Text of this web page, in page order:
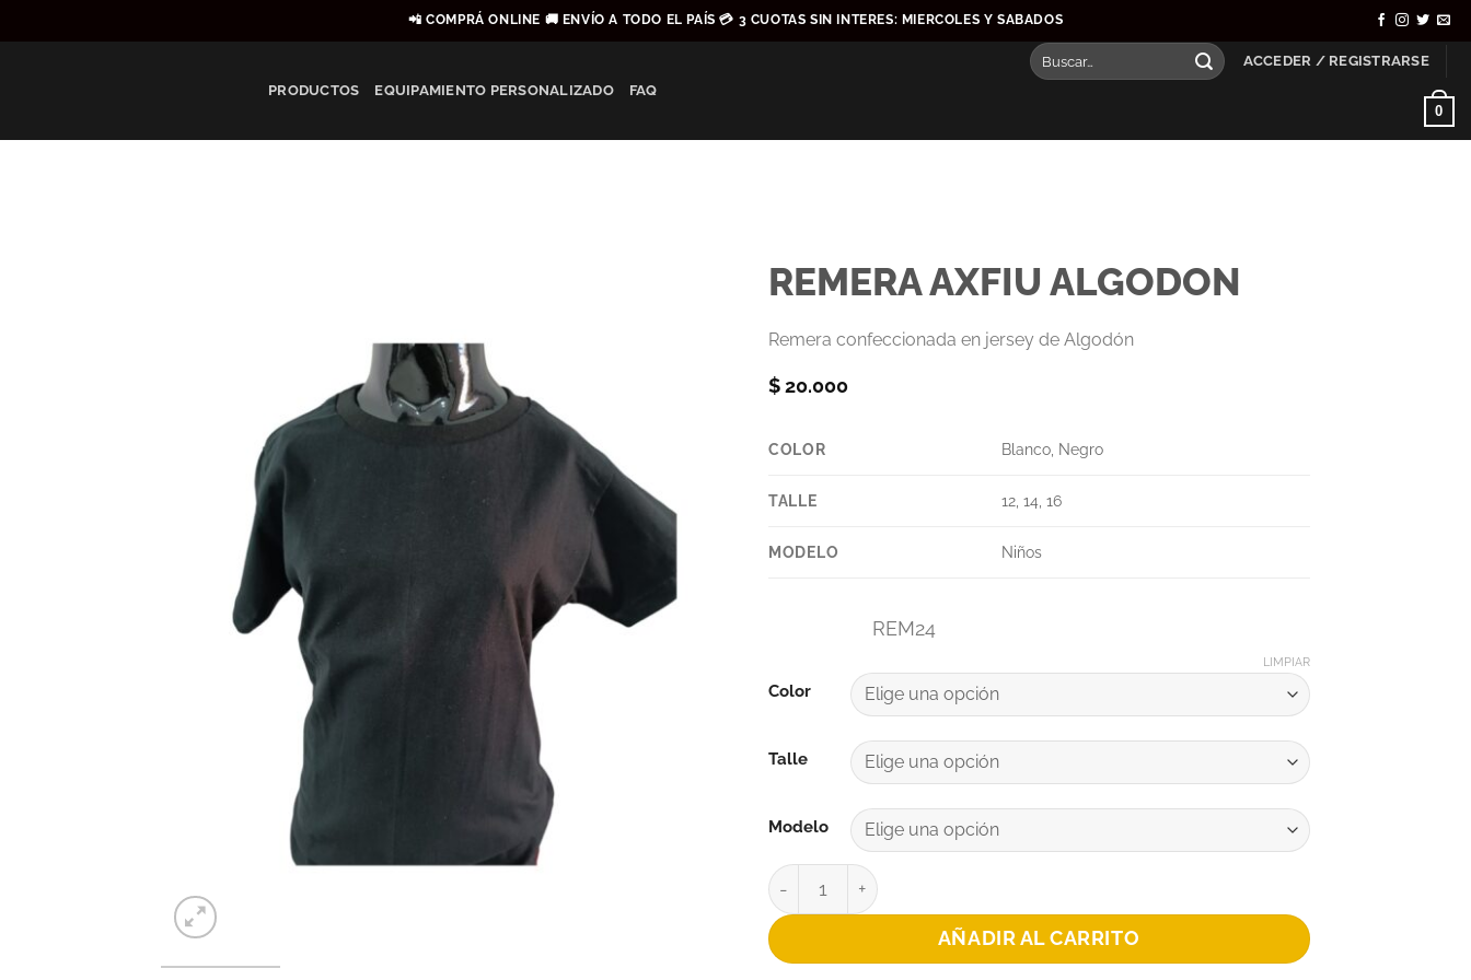
al
📲 COMPRÁ ONLINE 🚚 ENVÍO A TODO EL PAÍS 💳 3 CUOTAS SIN INTERES: MIERCOLES Y SABADOS
PRODUCTOS EQUIPAMIENTO PERSONALIZADO FAQ
Buscar
por:
ACCEDER / REGISTRARSE
0
REMERA AXFIU ALGODON
Remera confeccionada en jersey de Algodón
$20.000
COLOR Blanco, Negro
TALLE 12, 14, 16
MODELO Niños
REM24
Color
Talle
Modelo
LIMPIAR
REMERA AXFIU ALGODON cantidad
AÑADIR AL CARRITO